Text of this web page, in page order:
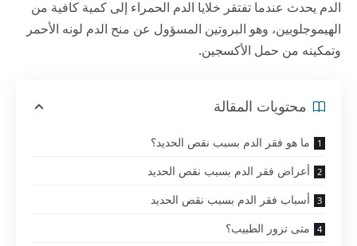
الدم يحدث عندما تفتقر خلايا الدم الحمراء إلى كمية كافية من
الهيموجلوبين، وهو البروتين المسؤول عن منح الدم لونه الأحمر
وتمكينه من حمل الأكسجين.
محتويات المقالة
ما هو فقر الدم بسبب نقص الحديد؟
أعراض فقر الدم بسبب نقص الحديد
أسباب فقر الدم بسبب نقص الحديد
متى تزور الطبيب؟